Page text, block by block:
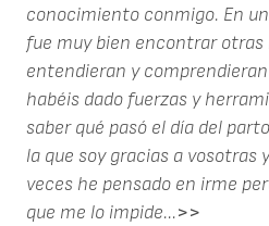
conocimiento conmigo. En
fue muy bien encontrar otras
entendieran y
habéis dado fuerzas y
saber qué pasó el día del
la que soy gracias a vosotras
veces he pensado en irme
que me lo impide...>>